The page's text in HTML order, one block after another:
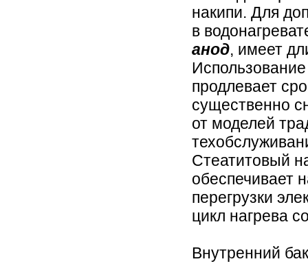
накипи. Для
в
анод, имеет
продлевает
существенно
от моделей
Стеатитовый
обеспечивает
перегрузки
цикл нагрева
Внутренний